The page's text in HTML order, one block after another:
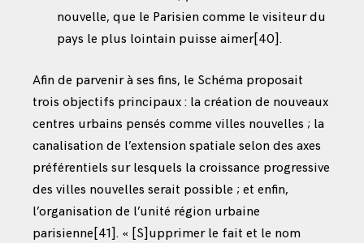
nouvelle, que le Parisien comme le visiteur du
pays le plus lointain puisse aimer[40] .
Afin de parvenir à ses fins, le Schéma proposait
trois objectifs principaux : la création de nouveaux
centres urbains pensés comme villes nouvelles ; la
canalisation de l’extension spatiale selon des axes
préférentiels sur lesquels la croissance progressive
des villes nouvelles serait possible ; et enfin,
l’organisation de l’unité région urbaine
parisienne [41] . « [S]upprimer le fait et le nom